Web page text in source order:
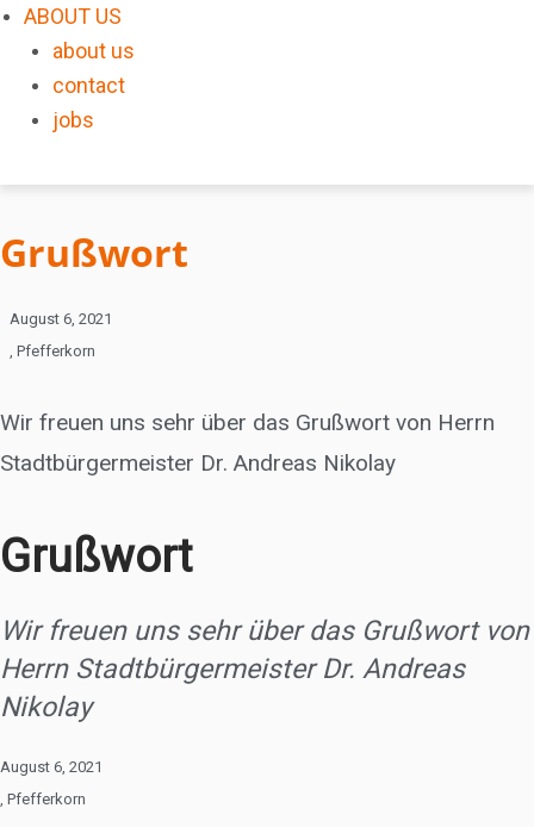
ABOUT US
about us
contact
jobs
Grußwort
August 6, 2021
Pfefferkorn
Wir freuen uns sehr über das Grußwort von Herrn
Stadtbürgermeister Dr. Andreas Nikolay
Grußwort
Wir freuen uns sehr über das Grußwort von
Herrn Stadtbürgermeister Dr. Andreas
Nikolay
August 6, 2021
Pfefferkorn